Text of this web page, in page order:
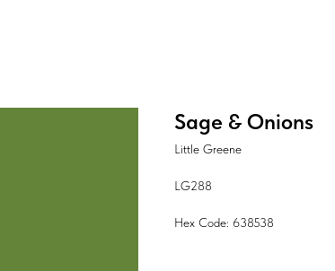
Sage & Onions
Little Greene
LG288
Hex Code: 638538